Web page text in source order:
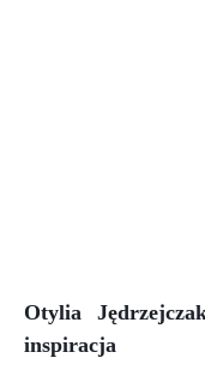
Otylia
inspiracja